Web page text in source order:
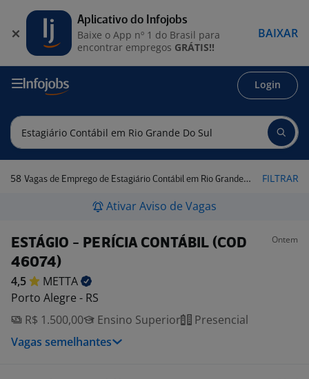
Login
58 Vagas de Emprego de Estagiário Contábil em Rio Grande do Sul FILTRAR
Ativar Aviso de Vagas
ESTÁGIO - PERÍCIA CONTÁBIL (COD
46074)
Ontem
4,5
METTA
Porto Alegre - RS
R$ 1.500,00
Ensino Superior
Presencial
Vagas semelhantes
Aplicativo do Infojobs
Baixe o App nº 1 do Brasil para
encontrar empregos GRÁTIS!!
BAIXAR